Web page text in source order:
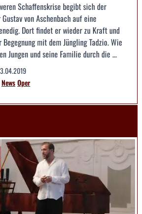
Schaffenskrise begibt sich der
von Aschenbach auf eine
Dort findet er wieder zu Kraft und
mit dem Jüngling Tadzio. Wie
Jungen und seine Familie durch die ...
NewsOper